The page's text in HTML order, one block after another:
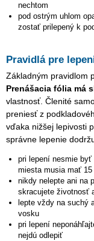
nechtom
pod ostrým uhlom
zostať prilepený k
Pravidlá pre
Základným pravidlom
Prenášacia fólia má
vlastnosť. Členité
preniesť z
vďaka nižšej lepivosti
správne lepenie
pri lepení nesmie byť
miesta musia mať 15
nikdy nelepte ani na
skracujete životnosť
lepte vždy na suchý
vosku
pri lepení
nejdú odlepiť